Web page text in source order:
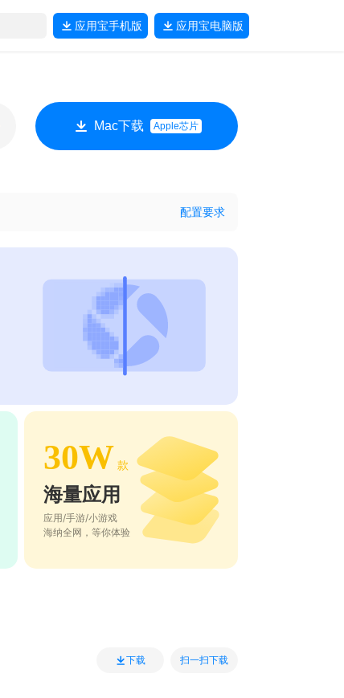
应用宝手机版 应用宝电脑版
Mac下载 Apple芯片
配置要求
30W 款
海量应用
应用/手游/小游戏
海纳全网，等你体验
下载 扫一扫下载